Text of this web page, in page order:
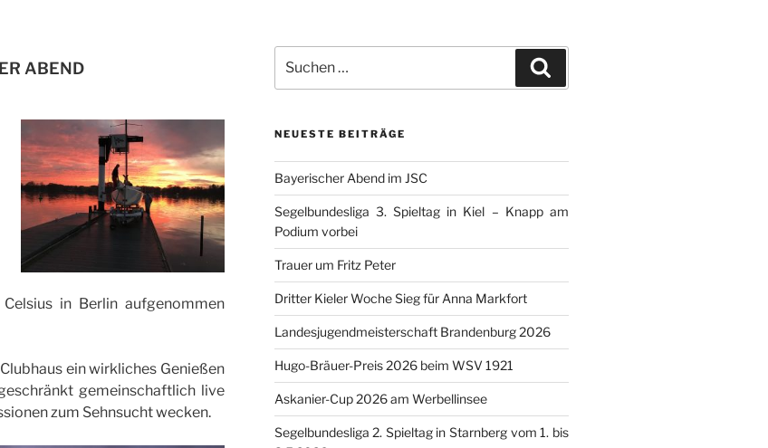
ABEND
in Berlin aufgenommen
ein wirkliches Genießen
gemeinschaftlich live
zum Sehnsucht wecken.
nach:
NEUESTE BEITRÄGE
Bayerischer Abend im JSC
Segelbundesliga 3. Spieltag in Kiel – Knapp am
Podium vorbei
Trauer um Fritz Peter
Dritter Kieler Woche Sieg für Anna Markfort
Landesjugendmeisterschaft Brandenburg 2026
Hugo-Bräuer-Preis 2026 beim WSV 1921
Askanier-Cup 2026 am Werbellinsee
Segelbundesliga 2. Spieltag in Starnberg vom 1. bis